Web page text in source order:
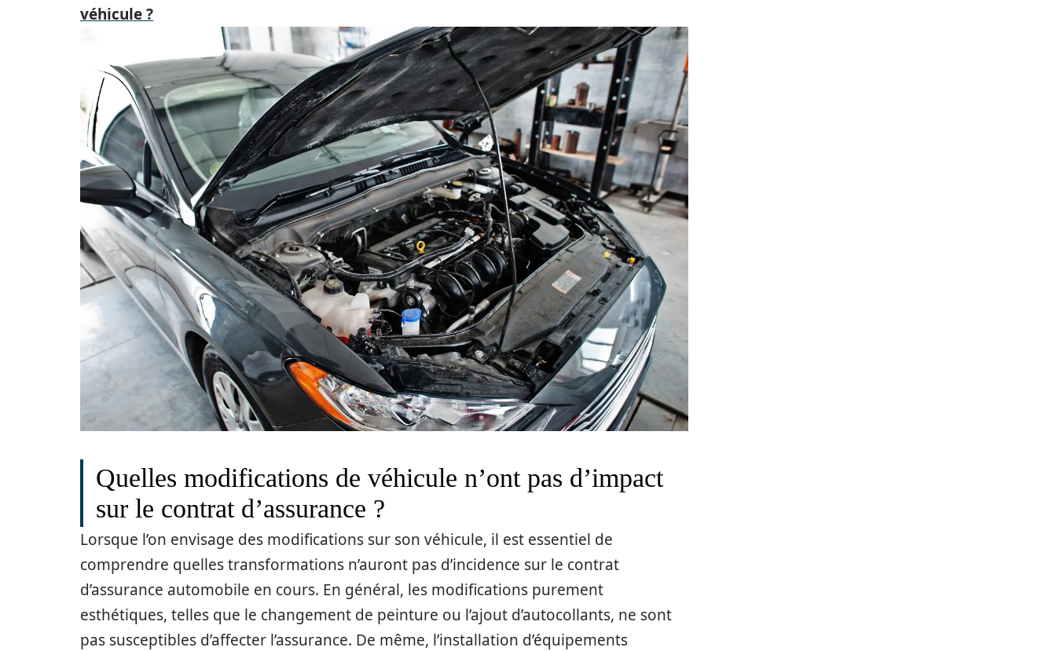
véhicule ?
Quelles modifications de véhicule n’ont pas d’impact
sur le contrat d’assurance ?
Lorsque l’on envisage des modifications sur son véhicule, il est essentiel de
comprendre quelles transformations n’auront pas d’incidence sur le contrat
d’assurance automobile en cours. En général, les modifications purement
esthétiques, telles que le changement de peinture ou l’ajout d’autocollants, ne sont
pas susceptibles d’affecter l’assurance. De même, l’installation d’équipements